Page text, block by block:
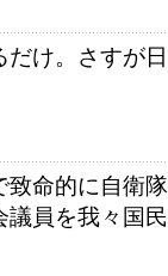
け。さすが日
致命的に自衛隊
議員を我々国民